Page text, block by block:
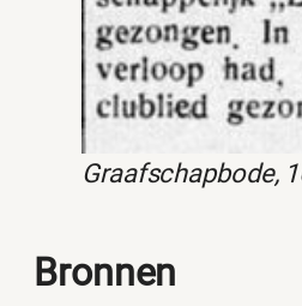
Graafschapbode,
Bronnen